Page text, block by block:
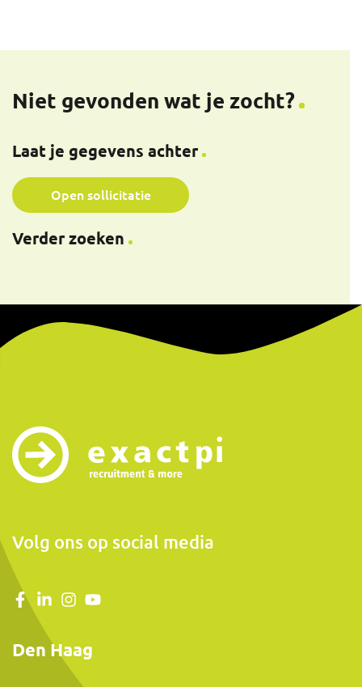
Niet gevonden wat je zocht?
Laat je gegevens achter
Open sollicitatie
Verder zoeken
Volg ons op social media
Den Haag